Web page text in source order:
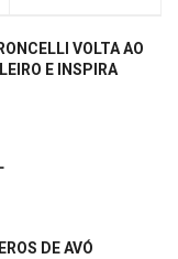
VOLTA AO
E INSPIRA
DE AVÓ